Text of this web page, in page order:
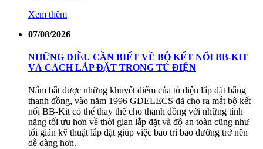
Xem thêm
07/08/2026
NHỮNG ĐIỀU CẦN BIẾT VỀ BỘ KẾT NỐI BB-KIT
VÀ CÁCH LẮP ĐẶT TRONG TỦ ĐIỆN
Nắm bắt được những khuyết điểm của tủ điện lắp đặt bằng
thanh đồng, vào năm 1996 GDELECS đã cho ra mắt bộ kết
nối BB-Kit có thể thay thế cho thanh đồng với những tính
năng tối ưu hơn về thời gian lắp đặt và độ an toàn cũng như
tối giản kỹ thuật lắp đặt giúp việc bảo trì bảo dưỡng trở nên
dễ dàng hơn.